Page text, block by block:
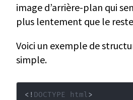
image d’arrière-plan qui
plus lentement que le
Voici un exemple de
simple.
<! DOCTYPE html>